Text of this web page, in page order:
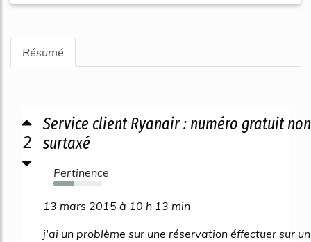
Résumé
2
Service client Ryanair : numéro gratuit non
surtaxé
Pertinence
43%
13 mars 2015 à 10 h 13 min
j'ai un problème sur une réservation éffectuer sur un